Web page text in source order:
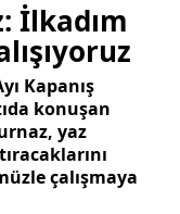
İlkadım
Kapanış
konuşan
yaz
çalışmaya